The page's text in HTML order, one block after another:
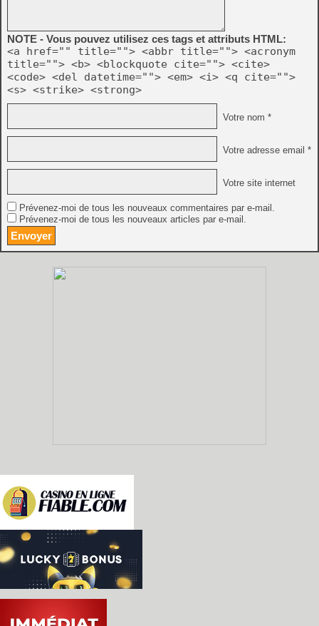
NOTE - Vous pouvez utilisez ces tags et attributs HTML:
<a href="" title=""> <abbr title=""> <acronym
title=""> <b> <blockquote cite=""> <cite>
<code> <del datetime=""> <em> <i> <q cite="">
<s> <strike> <strong>
Votre nom *
Votre adresse email *
Votre site internet
Prévenez-moi de tous les nouveaux commentaires par e-mail.
Prévenez-moi de tous les nouveaux articles par e-mail.